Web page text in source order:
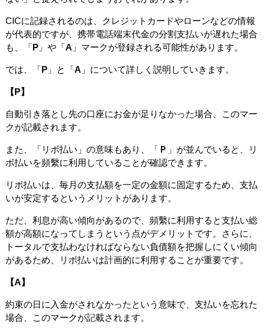
CICに記録されるのは、クレジットカードやローンなどの情報
が代表的ですが、携帯電話端末代金の分割支払いが遅れた場合
も、「P」や「A 」マークが登録される可能性があります。
では、「P」と「A 」について詳しく説明していきます。
【P】
自動引き落とし先の口座にお金が足りなかった場合、このマー
クが記載されます。
また、「リボ払い」の意味もあり、「 Ｐ 」が並んでいると、リ
ボ払いを頻繫に利用していることが確認できます。
リボ払いは、毎月の支払額を一定の金額に固定するため、支払
いが安定するというメリットがあります。
ただ、利息が高い傾向があるので、頻繫に利用すると支払い総
額が高額になってしまうという点がデメリットです。さらに、
トータルで支払わなければならない負債額を把握しにくい傾向
があるため、リボ払いは計画的に利用することが重要です。
【A】
約束の日に入金がされなかったという意味で、支払いを忘れた
場合、このマークが記載されます。